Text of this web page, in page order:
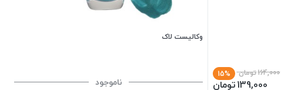
164,000تومان 15%
139,000تومان
وکالیست لاک
ناموجود